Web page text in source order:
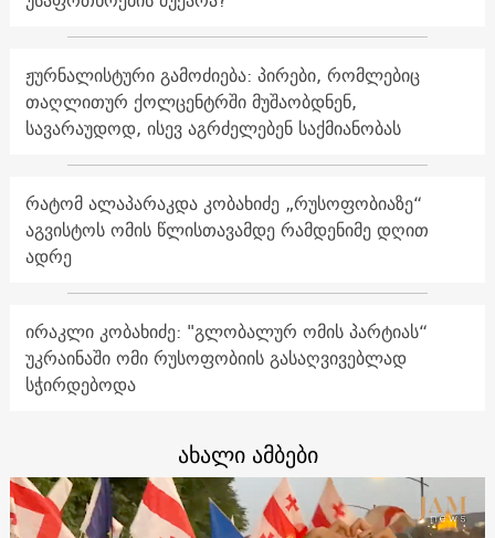
ჟურნალისტური გამოძიება: პირები, რომლებიც
თაღლითურ ქოლცენტრში მუშაობდნენ,
სავარაუდოდ, ისევ აგრძელებენ საქმიანობას
რატომ ალაპარაკდა კობახიძე „რუსოფობიაზე“
აგვისტოს ომის წლისთავამდე რამდენიმე დღით
ადრე
ირაკლი კობახიძე: "გლობალურ ომის პარტიას“
უკრაინაში ომი რუსოფობიის გასაღვივებლად
სჭირდებოდა
ახალი ამბები